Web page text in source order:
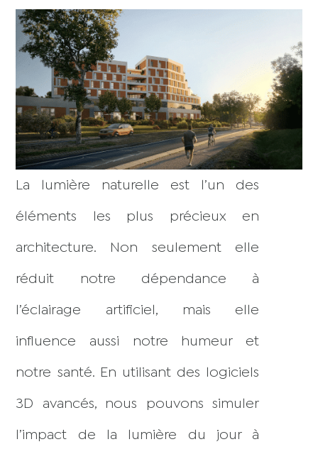
La lumière naturelle est l’un des
éléments les plus précieux en
architecture. Non seulement elle
réduit notre dépendance à
l’éclairage artificiel, mais elle
influence aussi notre humeur et
notre santé. En utilisant des logiciels
3D avancés, nous pouvons simuler
l’impact de la lumière du jour à